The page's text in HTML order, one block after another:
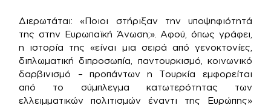
Διερωτάται: «Ποιοι στήριξαν την υποψηφιότητά
της στην Ευρωπαϊκή Άνωση;». Αφού, όπως γράφει,
η ιστορία της «είναι μια σειρά από γενοκτονίες,
διπλωματική διπροσωπία, παντουρκισμό, κοινωνικό
δαρβινισμό – προπάντων η Τουρκία εμφορείται
από το σύμπλεγμα κατωτερότητας των
ελλειμματικών πολιτισμών έναντι της Ευρώπης»